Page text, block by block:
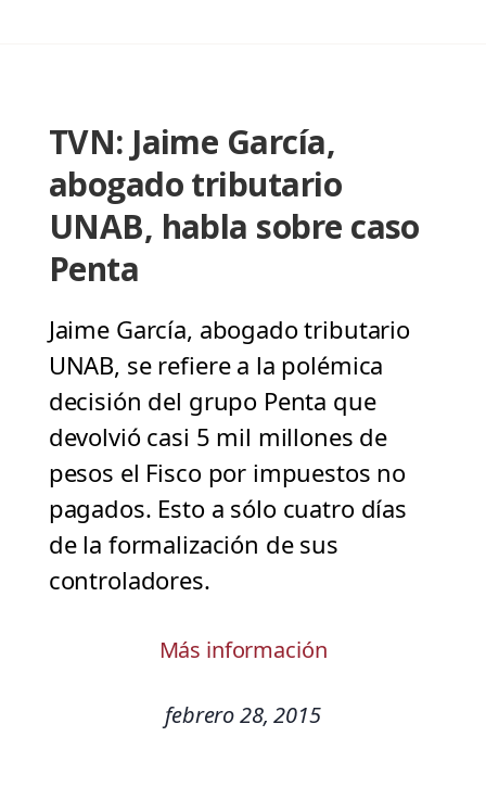
TVN: Jaime García,
abogado tributario
UNAB, habla sobre caso
Penta
Jaime García, abogado tributario
UNAB, se refiere a la polémica
decisión del grupo Penta que
devolvió casi 5 mil millones de
pesos el Fisco por impuestos no
pagados. Esto a sólo cuatro días
de la formalización de sus
controladores.
Más información
febrero 28, 2015